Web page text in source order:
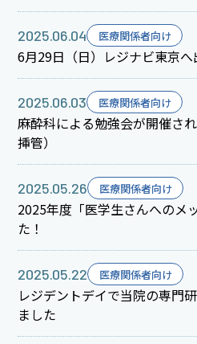
2025.06.04 医療関係者向け
6月29日（日）レジナビ東京へ
2025.06.03 医療関係者向け
麻酔科による勉強会が開催さ
挿管）
2025.05.26 医療関係者向け
2025年度「医学生さんへのメ
た！
2025.05.22 医療関係者向け
レジデントデイで当院の専門
ました